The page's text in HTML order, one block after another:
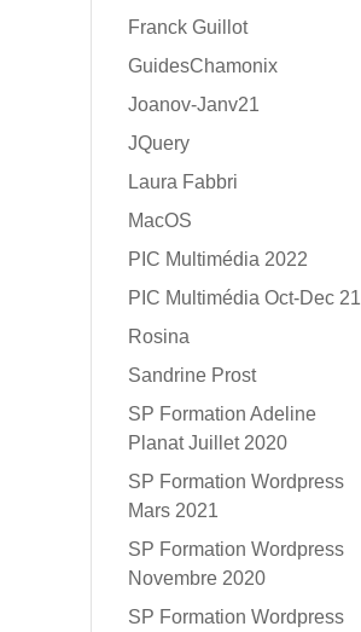
Franck Guillot
GuidesChamonix
Joanov-Janv21
JQuery
Laura Fabbri
MacOS
PIC Multimédia 2022
PIC Multimédia Oct-Dec 21
Rosina
Sandrine Prost
SP Formation Adeline
Planat Juillet 2020
SP Formation Wordpress
Mars 2021
SP Formation Wordpress
Novembre 2020
SP Formation Wordpress